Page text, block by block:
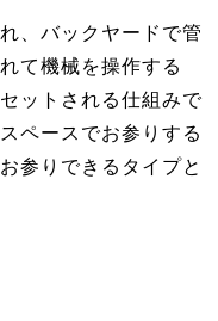
、バックヤードで管
て機械を操作する
ットされる仕組みで
ペースでお参りする
参りできるタイプと